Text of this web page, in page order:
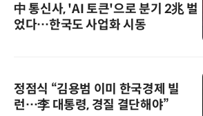
中 통신사, 'AI 토큰'으로 분기 2兆 벌
었다…한국도 사업화 시동
정점식 “김용범 이미 한국경제 빌
런…李 대통령, 경질 결단해야”